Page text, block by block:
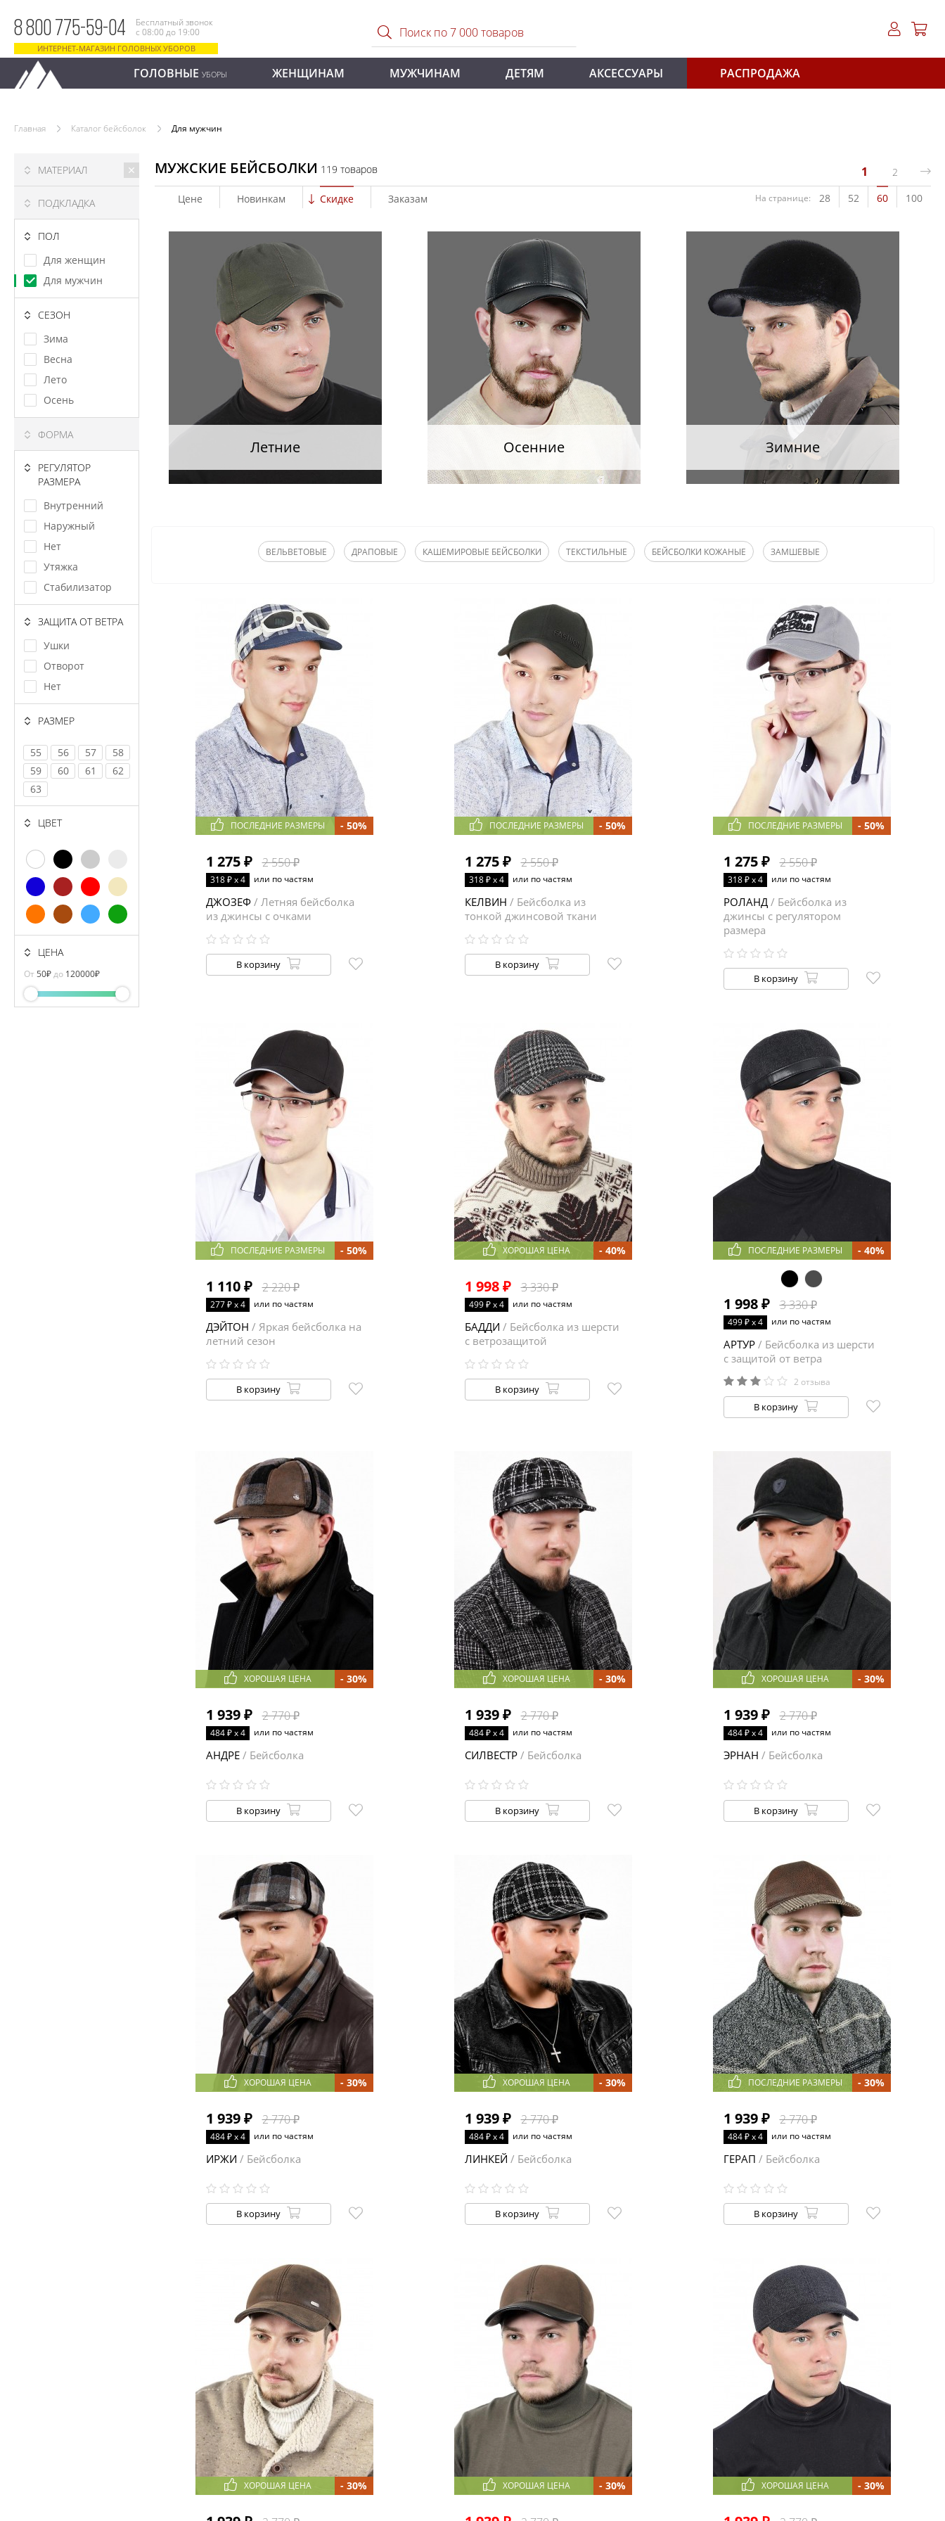
8 800 775-59-04
Бесплатный звонок
с 08:00 до 19:00
ИНТЕРНЕТ-МАГАЗИН ГОЛОВНЫХ УБОРОВ
ГОЛОВНЫЕ УБОРЫ ЖЕНЩИНАМ МУЖЧИНАМ ДЕТЯМ АКСЕССУАРЫ РАСПРОДАЖА
Главная Каталог бейсболок Для мужчин
МАТЕРИАЛ
ПОДКЛАДКА
ПОЛ
Для женщин
Для мужчин
СЕЗОН
Зима
Весна
Лето
Осень
ФОРМА
РЕГУЛЯТОР
РАЗМЕРА
Внутренний
Наружный
Нет
Утяжка
Стабилизатор
ЗАЩИТА ОТ ВЕТРА
Ушки
Отворот
Нет
РАЗМЕР
55 56 57
58
59
60 61
62
63
ЦВЕТ
ЦЕНА
От 50₽до 120000₽
МУЖСКИЕ БЕЙСБОЛКИ 119 товаров 1
2
Цене
Новинкам Скидке Заказам На странице: 28 52 60 100
Летние Осенние Зимние
ВЕЛЬВЕТОВЫЕ ДРАПОВЫЕ КАШЕМИРОВЫЕ БЕЙСБОЛКИ ТЕКСТИЛЬНЫЕ БЕЙСБОЛКИ КОЖАНЫЕ ЗАМШЕВЫЕ
ПОСЛЕДНИЕ РАЗМЕРЫ
1 275 ₽ 2 550 ₽
- 50%
318 ₽ x 4 или по частям
ДЖОЗЕФ/ Летняя бейсболка
из джинсы с очками
В корзину
ПОСЛЕДНИЕ РАЗМЕРЫ
1 275 ₽ 2 550 ₽
- 50%
318 ₽ x 4 или по частям
КЕЛВИН / Бейсболка из
тонкой джинсовой ткани
В корзину
ПОСЛЕДНИЕ РАЗМЕРЫ
1 275 ₽ 2 550 ₽
- 50%
318 ₽ x 4 или по частям
РОЛАНД/ Бейсболка из
джинсы с регулятором
размера
В корзину
ПОСЛЕДНИЕ РАЗМЕРЫ
1 110 ₽ 2 220 ₽
- 50%
277 ₽ x 4 или по частям
ДЭЙТОН / Яркая бейсболка на
летний сезон
В корзину
ХОРОШАЯ ЦЕНА
1 998 ₽ 3 330 ₽
- 40%
499 ₽ x 4 или по частям
БАДДИ / Бейсболка из шерсти
с ветрозащитой
В корзину
ПОСЛЕДНИЕ РАЗМЕРЫ
1 998 ₽ 3 330 ₽
- 40%
499 ₽ x 4 или по частям
АРТУР/ Бейсболка из шерсти
с защитой от ветра
2 отзыва
В корзину
ХОРОШАЯ ЦЕНА
1 939 ₽ 2 770 ₽
- 30%
484 ₽ x 4 или по частям
АНДРЕ/ Бейсболка
В корзину
ХОРОШАЯ ЦЕНА
1 939 ₽ 2 770 ₽
- 30%
484 ₽ x 4 или по частям
СИЛВЕСТР/ Бейсболка
В корзину
ХОРОШАЯ ЦЕНА
1 939 ₽ 2 770 ₽
- 30%
484 ₽ x 4 или по частям
ЭРНАН / Бейсболка
В корзину
ХОРОШАЯ ЦЕНА
1 939 ₽ 2 770 ₽
- 30%
484 ₽ x 4 или по частям
ИРЖИ / Бейсболка
В корзину
ХОРОШАЯ ЦЕНА
1 939 ₽ 2 770 ₽
- 30%
484 ₽ x 4 или по частям
ЛИНКЕЙ / Бейсболка
В корзину
ПОСЛЕДНИЕ РАЗМЕРЫ
1 939 ₽ 2 770 ₽
- 30%
484 ₽ x 4 или по частям
ГЕРАП / Бейсболка
В корзину
ХОРОШАЯ ЦЕНА - 30% ХОРОШАЯ ЦЕНА - 30% ХОРОШАЯ ЦЕНА - 30%